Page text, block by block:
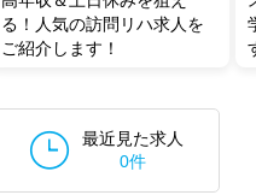
る！人気の訪問リハ求人を
ご紹介します！
最近見た求人
0件